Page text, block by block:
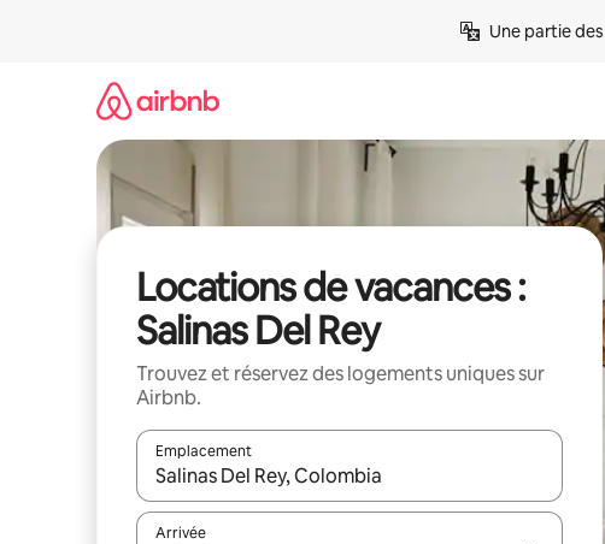
Une partie
Locations de vacances :
Salinas Del Rey
Trouvez et réservez des logements uniques sur
Airbnb.
Emplacement
Quand les résultats sont affichés, parcourez-les en
Arrivée